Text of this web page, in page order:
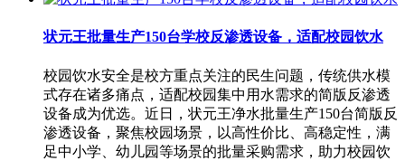
状元王批量生产150台学校反渗透设备，适配校园饮水
校园饮水安全是校方重点关注的民生问题，传统供水模
式存在诸多痛点，适配校园集中用水需求的简版反渗透
设备成为优选。近日，状元王净水批量生产150台简版反
渗透设备，聚焦校园场景，以高性价比、高稳定性，满
足中小学、幼儿园等场景的批量采购需求，助力校园饮